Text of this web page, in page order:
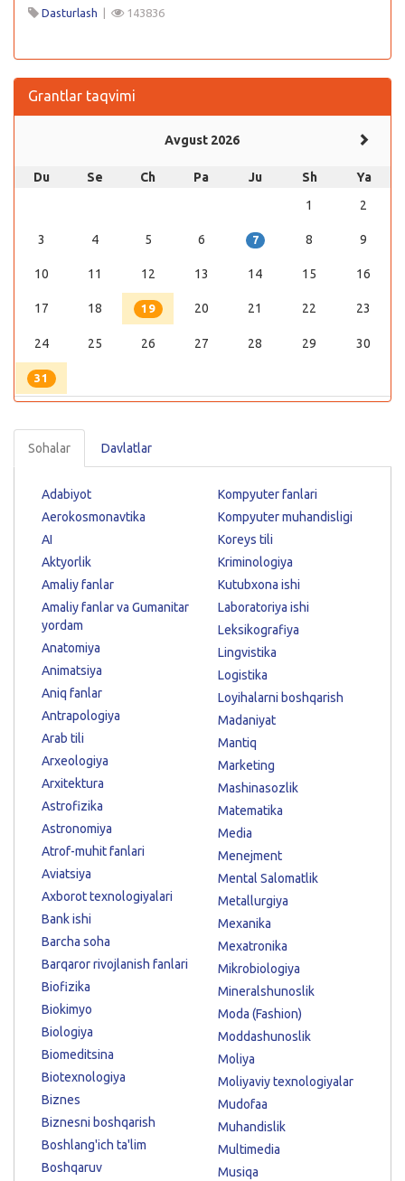
Dasturlash | 143836
Grantlar taqvimi
Avgust 2026
Du Se Ch Pa Ju Sh
Ya
1
2
3 4 5 6 7 8 9
10 11 12 13 14 15 16
17 18 19 20 21 22 23
24 25 26 27 28 29 30
31
Sohalar Davlatlar
Adabiyot
Aerokosmonavtika
AI
Aktyorlik
Amaliy fanlar
Amaliy fanlar va Gumanitar
yordam
Anatomiya
Animatsiya
Aniq fanlar
Antrapologiya
Arab tili
Arxeologiya
Arxitektura
Astrofizika
Astronomiya
Atrof-muhit fanlari
Aviatsiya
Axborot texnologiyalari
Bank ishi
Barcha soha
Barqaror rivojlanish fanlari
Biofizika
Biokimyo
Biologiya
Biomeditsina
Biotexnologiya
Biznes
Biznesni boshqarish
Boshlang'ich ta'lim
Boshqaruv
Kompyuter fanlari
Kompyuter muhandisligi
Koreys tili
Kriminologiya
Kutubxona ishi
Laboratoriya ishi
Leksikografiya
Lingvistika
Logistika
Loyihalarni boshqarish
Madaniyat
Mantiq
Marketing
Mashinasozlik
Matematika
Media
Menejment
Mental Salomatlik
Metallurgiya
Mexanika
Mexatronika
Mikrobiologiya
Mineralshunoslik
Moda (Fashion)
Moddashunoslik
Moliya
Moliyaviy texnologiyalar
Mudofaa
Muhandislik
Multimedia
Musiqa